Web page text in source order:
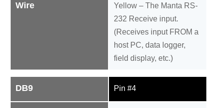
Wire
Yellow – The Manta RS-
232 Receive input.
(Receives input FROM a
host PC, data logger,
field display, etc.)
DB9 Pin #4